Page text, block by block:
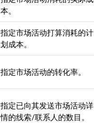
本。
指定市场活动打算消耗的计
划成本。
指定市场活动的转化率。
指定已向其发送市场活动详
情的线索/联系人的数目。